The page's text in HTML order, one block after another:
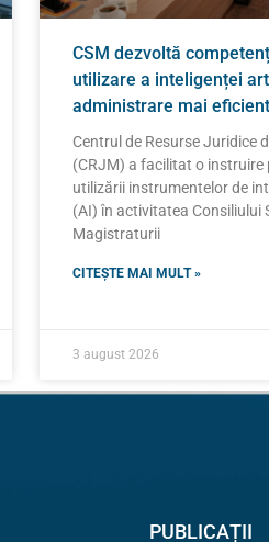
CSM dezvoltă
utilizare a inteligenței
administrare mai
Centrul de Resurse Juridice
(CRJM) a facilitat o
utilizării instrumentelor de
(AI) în activitatea Consiliului
Magistraturii
CITEȘTE MAI MULT »
3 august 2026
PUBLICAȚII